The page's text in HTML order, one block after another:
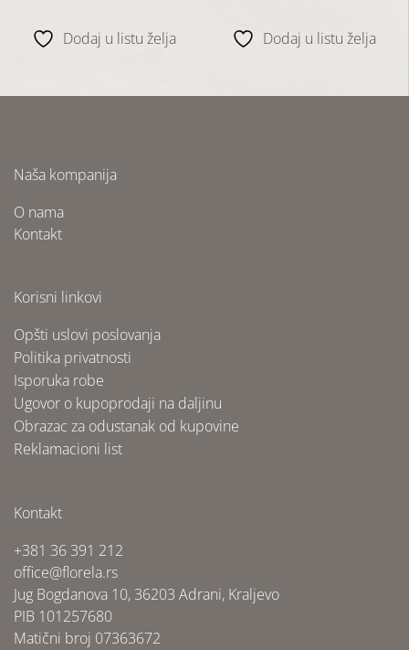
Dodaj u listu želja Dodaj u listu želja
Naša kompanija
O nama
Kontakt
Korisni linkovi
Opšti uslovi poslovanja
Politika privatnosti
Isporuka robe
Ugovor o kupoprodaji na daljinu
Obrazac za odustanak od kupovine
Reklamacioni list
Kontakt
+381 36 391 212
office@florela.rs
Jug Bogdanova 10, 36203 Adrani, Kraljevo
PIB 101257680
Matični broj 07363672